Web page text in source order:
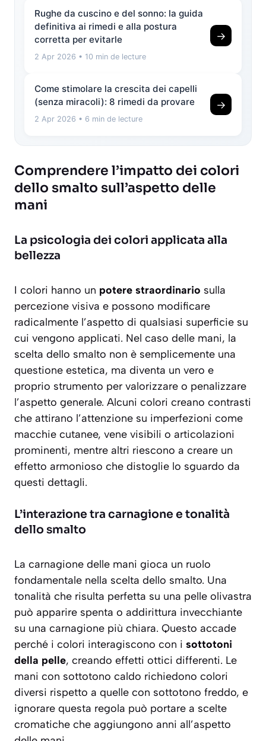
Rughe da cuscino e del sonno: la guida
definitiva ai rimedi e alla postura
corretta per evitarle
2 Apr 2026 • 10 min de lecture
→
Come stimolare la crescita dei capelli
(senza miracoli): 8 rimedi da provare
2 Apr 2026 • 6 min de lecture
→
Comprendere l’impatto dei colori
dello smalto sull’aspetto delle
mani
La psicologia dei colori applicata alla
bellezza
I colori hanno un potere straordinario sulla
percezione visiva e possono modificare
radicalmente l’aspetto di qualsiasi superficie su
cui vengono applicati. Nel caso delle mani, la
scelta dello smalto non è semplicemente una
questione estetica, ma diventa un vero e
proprio strumento per valorizzare o penalizzare
l’aspetto generale. Alcuni colori creano contrasti
che attirano l’attenzione su imperfezioni come
macchie cutanee, vene visibili o articolazioni
prominenti, mentre altri riescono a creare un
effetto armonioso che distoglie lo sguardo da
questi dettagli.
L’interazione tra carnagione e tonalità
dello smalto
La carnagione delle mani gioca un ruolo
fondamentale nella scelta dello smalto. Una
tonalità che risulta perfetta su una pelle olivastra
può apparire spenta o addirittura invecchiante
su una carnagione più chiara. Questo accade
perché i colori interagiscono con i sottotoni
della pelle, creando effetti ottici differenti. Le
mani con sottotono caldo richiedono colori
diversi rispetto a quelle con sottotono freddo, e
ignorare questa regola può portare a scelte
cromatiche che aggiungono anni all’aspetto